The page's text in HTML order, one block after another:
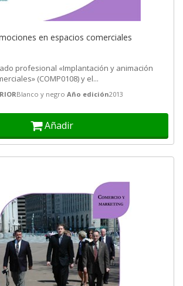
en espacios comerciales
profesional «Implantación y animación
(COMP0108) y el...
Blanco y negro Año edición2013
Añadir